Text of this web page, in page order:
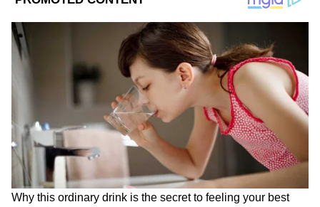
আবেদন খারিজ হওয়ায় আপাতত উমর খালিদ ও
শরজিল ইমাম তিহার জেলেই থাকবেন। ভবিষ্যতে
মামলার অগ্রগতি, সুরক্ষিত সাক্ষীদের জবানবন্দি বা
নির্দিষ্ট সময় অতিক্রান্ত হওয়ার পর তাঁরা পুনরায়
জামিনের আবেদন করতে পারবেন।
DOWNLOAD APP
RECOMMENDED STORIES